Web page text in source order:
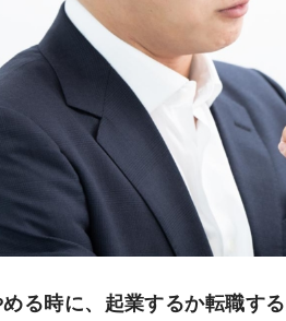
る時に、起業するか転職す